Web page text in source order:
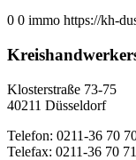
0 0 immo https://kh-
Klosterstraße 73-75
40211 Düsseldorf
Telefon: 0211-36 70
Telefax: 0211-36 70